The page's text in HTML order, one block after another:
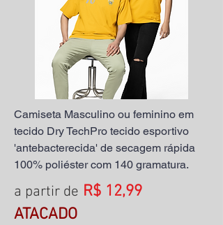
Camiseta Masculino ou feminino em
tecido Dry TechPro tecido esportivo
'antebacterecida' de secagem rápida
100% poliéster com 140 gramatura.
a partir de R$ 12,99
ATACADO